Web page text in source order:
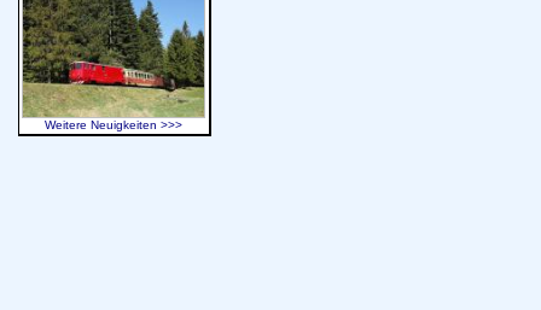
Weitere Neuigkeiten >>>